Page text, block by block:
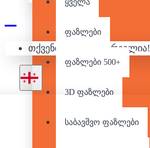
ყველა
ფაზლები
ფაზლები 500+
3D ფაზლები
საბავშვო ფაზლები
თქვენი კალათა ცარიელია!
არ არის მარაგში